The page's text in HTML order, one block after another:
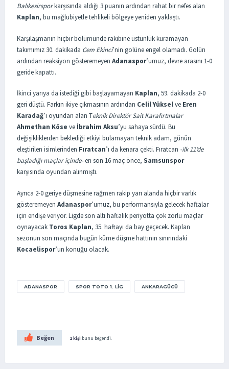
Balıkesirsporkarşısında aldığı 3 puanın ardından rahat bir nefes alan
Kaplan, bu mağlubiyetle tehlikeli bölgeye yeniden yaklaştı.
Karşılaşmanın hiçbir bölümünde rakibine üstünlük kuramayan
takımımız 30. dakikada Cem Ekinci’nin golüne engel olamadı. Golün
ardından reaksiyon gösteremeyen Adanaspor’umuz, devre arasını 1-0
geride kapattı.
İkinci yarıya da istediği gibi başlayamayan Kaplan, 59. dakikada 2-0
geri düştü. Farkın ikiye çıkmasının ardından Celil Yükselve Eren
Karadağ’ı oyundan alan Teknik Direktör Sait Karafırtınalar
Ahmethan Köse ve İbrahim Aksu’yu sahaya sürdü. Bu
değişikliklerden beklediği etkiyi bulamayan teknik adam, günün
eleştirilen isimlerinden Fıratcan’ı da kenara çekti. Fıratcan -ilk 11’de
başladığı maçlar içinde-en son 16 maç önce, Samsunspor
karşısında oyundan alınmıştı.
Ayrıca 2-0 geriye düşmesine rağmen rakip yarı alanda hiçbir varlık
gösteremeyen Adanaspor’umuz, bu performansıyla gelecek haftalar
için endişe veriyor. Ligde son altı haftalık periyotta çok zorlu maçlar
oynayacak Toros Kaplan, 35. haftayı da bay geçecek. Kaplan
sezonun son maçında bugün küme düşme hattının sınırındaki
Kocaelispor’un konuğu olacak.
ADANASPOR SPOR TOTO 1. LIG ANKARAGÜCÜ
Beğen 1 kişi bunu beğendi.